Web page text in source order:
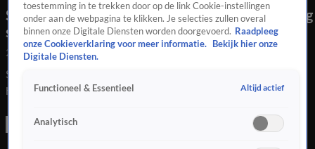
Slachtoffers afpersingszaak De Groot vrezen nog
steeds voor h...
25 juni 2021, 22:20
Slachtoffers afpersingszaak De Groot vrezen nog steeds voor
hun leven: 'We zijn continu angstig'
toestemming in te trekken door op de link Cookie-instellingen
onder aan de webpagina te klikken. Je selecties zullen overal
binnen onze Digitale Diensten worden doorgevoerd. Raadpleeg
onze Cookieverklaring voor meer informatie.
Bekijk hier onze
Digitale Diensten.
Functioneel & Essentieel Altijd actief
Analytisch